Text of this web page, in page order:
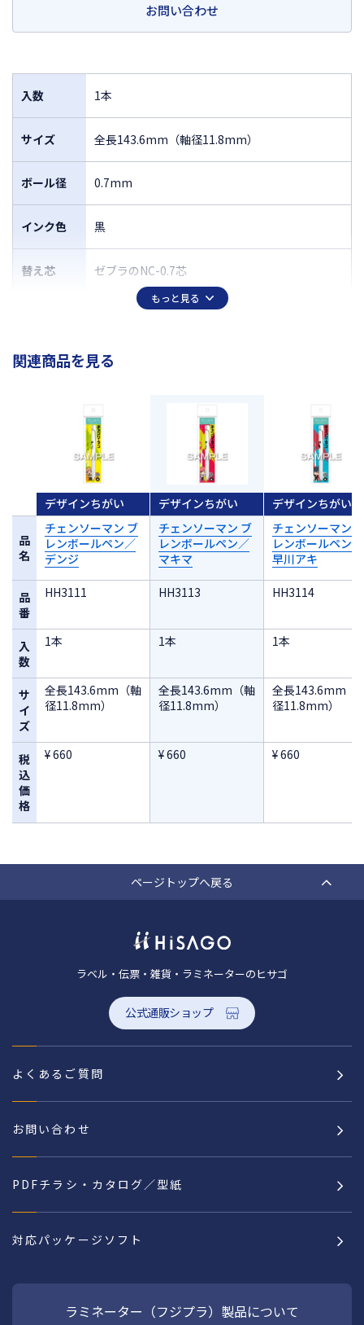
お問い合わせ
入数 1本
サイズ 全長143.6mm（軸径11.8mm）
ボール径 0.7mm
インク色 黒
替え芯 ゼブラのNC-0.7芯
もっと見る
関連商品を見る
品
名
品
番
入
数
サ
イ
ズ
税
込
価
格
デザインちがい
チェンソーマン ブ
レンボールペン／
デンジ
HH3111
1本
全長143.6mm（軸
径11.8mm）
¥ 660
デザインちがい
チェンソーマン ブ
レンボールペン／
マキマ
HH3113
1本
全長143.6mm（軸
径11.8mm）
¥ 660
デザインちがい
チェンソーマン
レンボールペン／
早川アキ
HH3114
1本
全長143.6mm（
径11.8mm）
¥ 660
ページトップへ戻る
ラベル・伝票・雑貨・ラミネーターのヒサゴ
公式通販ショップ
よくあるご質問
お問い合わせ
PDFチラシ・カタログ／型紙
対応パッケージソフト
ラミネーター（フジプラ）製品について